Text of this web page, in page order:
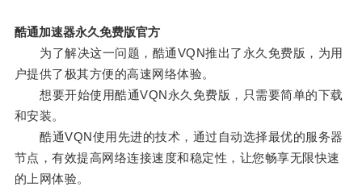
酷通加速器永久免费版官方
为了解决这一问题，酷通VQN推出了永久免费版，为用
户提供了极其方便的高速网络体验。
想要开始使用酷通VQN永久免费版，只需要简单的下载
和安装。
酷通VQN使用先进的技术，通过自动选择最优的服务器
节点，有效提高网络连接速度和稳定性，让您畅享无限快速
的上网体验。